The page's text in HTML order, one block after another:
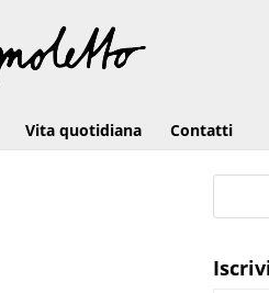
Vita quotidiana Contatti